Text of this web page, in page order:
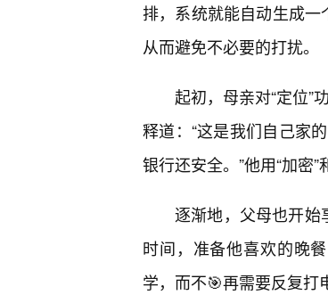
排，系统就能自动生成一
从而避免不必要的打扰。
起初，母亲对“定位”
释道：“这是我们自己家
银行还安全。”他用“加密”
逐渐地，父母也开始
时间，准备他喜欢的晚
学，而不🎯再需要反复打